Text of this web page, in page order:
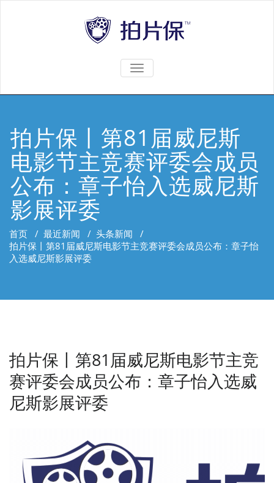
TOGGLE
拍片保丨第81届威尼斯
电影节主竞赛评委会成员
公布：章子怡入选威尼斯
影展评委
首页 / 最近新闻 / 头条新闻 /
拍片保丨第81届威尼斯电影节主竞赛评委会成员公布：章子怡
入选威尼斯影展评委
拍片保丨第81届威尼斯电影节主竞
赛评委会成员公布：章子怡入选威
尼斯影展评委